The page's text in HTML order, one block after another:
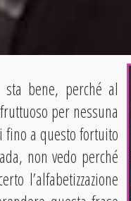
bene, perché al
per nessuna
fino a questo fortuito
non vedo perché
l’alfabetizzazione